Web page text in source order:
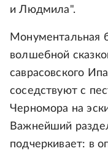
и Людмила".
Монументальная
волшебной
саврасовского
соседствуют с
Черномора на
Важнейший
подчеркивает: в